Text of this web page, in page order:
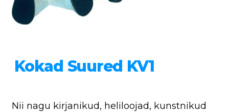
Kokad Suured KV1
Nii nagu kirjanikud, heliloojad, kunstnikud